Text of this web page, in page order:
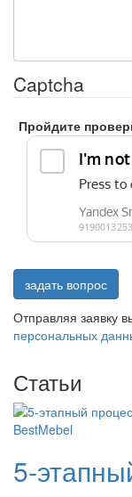
Captcha
Пройдите
задать вопрос
Отправляя заявку
персональных
Статьи
5-